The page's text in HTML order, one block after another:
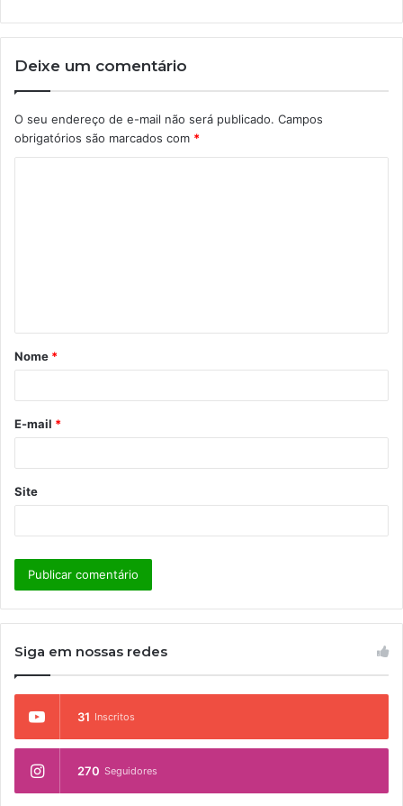
Deixe um comentário
O seu endereço de e-mail não será publicado. Campos
obrigatórios são marcados com *
á
r
*
Nome *
E-mail *
Site
Siga em nossas redes
31 Inscritos
270 Seguidores